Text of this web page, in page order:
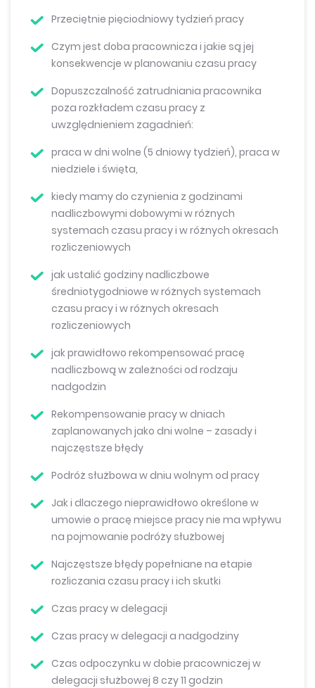
Przeciętnie pięciodniowy tydzień pracy
Czym jest doba pracownicza i jakie są jej
konsekwencje w planowaniu czasu pracy
Dopuszczalność zatrudniania pracownika
poza rozkładem czasu pracy z
uwzględnieniem zagadnień:
praca w dni wolne (5 dniowy tydzień), praca w
niedziele i święta,
kiedy mamy do czynienia z godzinami
nadliczbowymi dobowymi w różnych
systemach czasu pracy i w różnych okresach
rozliczeniowych
jak ustalić godziny nadliczbowe
średniotygodniowe w różnych systemach
czasu pracy i w różnych okresach
rozliczeniowych
jak prawidłowo rekompensować pracę
nadliczbową w zależności od rodzaju
nadgodzin
Rekompensowanie pracy w dniach
zaplanowanych jako dni wolne – zasady i
najczęstsze błędy
Podróż służbowa w dniu wolnym od pracy
Jak i dlaczego nieprawidłowo określone w
umowie o pracę miejsce pracy nie ma wpływu
na pojmowanie podróży służbowej
Najczęstsze błędy popełniane na etapie
rozliczania czasu pracy i ich skutki
Czas pracy w delegacji
Czas pracy w delegacji a nadgodziny
Czas odpoczynku w dobie pracowniczej w
delegacji służbowej 8 czy 11 godzin